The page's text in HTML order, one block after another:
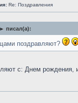
Re: Поздравления
писал(а):
поздравляют?
с: Днем рождения,